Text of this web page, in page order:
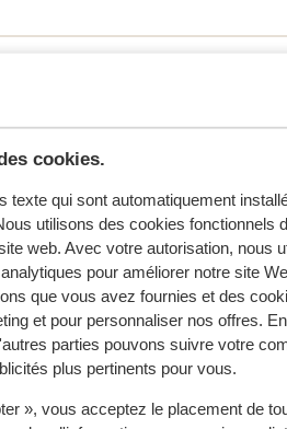
cookies.
texte qui sont automatiquement
utilisons des cookies fonctionnels
web. Avec votre autorisation, nous
pour améliorer notre site
que vous avez fournies et des
et pour personnaliser nos offres.
parties pouvons suivre votre
plus pertinents pour vous.
», vous acceptez le placement de
leur expérience avec notre